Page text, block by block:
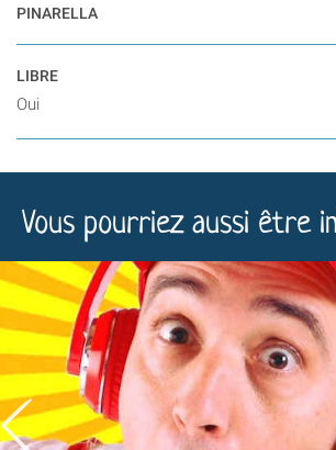
PINARELLA
LIBRE
Oui
Vous pourriez aussi être